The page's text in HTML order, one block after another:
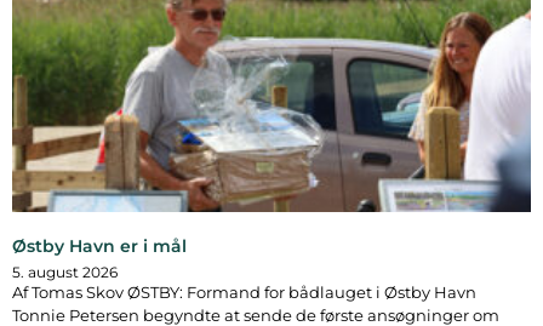
Østby Havn er i mål
5. august 2026
Af Tomas Skov ØSTBY: Formand for bådlauget i Østby Havn
Tonnie Petersen begyndte at sende de første ansøgninger om